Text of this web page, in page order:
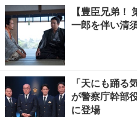
【豊臣兄弟！
一郎を伴い清
「天にも踊る
が警察庁幹部
に登場